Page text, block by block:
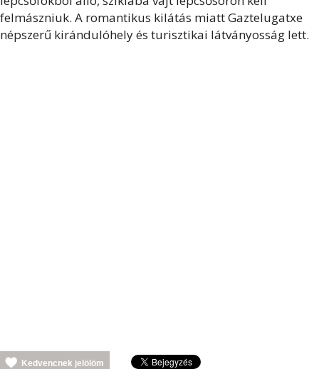
felmászniuk. A romantikus kilátás miatt Gaztelugatxe
népszerű kirándulóhely és turisztikai látványosság lett.
Kedvencnek jelölöm